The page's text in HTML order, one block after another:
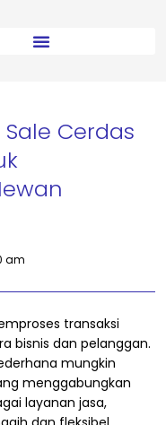
Sale Cerdas
am
transaksi
bisnis dan pelanggan.
mungkin
menggabungkan
layanan jasa,